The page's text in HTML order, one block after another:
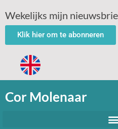
Wekelijks mijn
Klik hier om te abonneren
Cor Molenaar